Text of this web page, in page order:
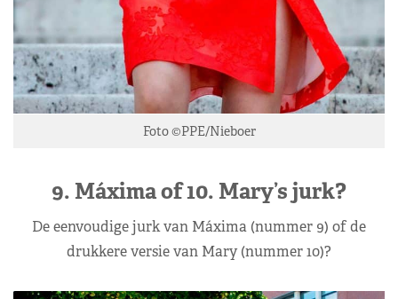
Foto ©PPE/Nieboer
9. Máxima of 10. Mary’s jurk?
De eenvoudige jurk van Máxima (nummer 9) of de
drukkere versie van Mary (nummer 10)?